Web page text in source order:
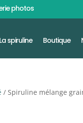
photos
La spiruline Boutique
/ Spiruline mélange